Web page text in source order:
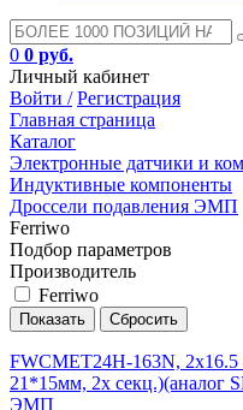
0 0 руб.
Личный кабинет
Войти / Регистрация
Главная страница
Каталог
Электронные датчики и
Индуктивные компоненты
Дроссели подавления ЭМП
Ferriwo
Подбор параметров
Производитель
Ferriwo
FWCMET24H-163N,
21*15мм, 2х секц.)(аналог
ЭМП